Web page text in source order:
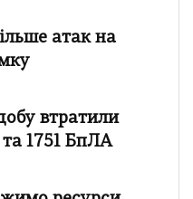
атак на
втратили
1751 БпЛА